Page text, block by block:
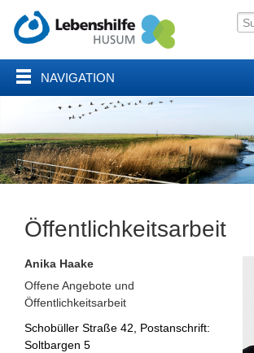
NAVIGATION
Öffentlichkeitsarbeit
Anika Haake
Offene Angebote und
Öffentlichkeitsarbeit
Schobüller Straße 42, Postanschrift:
Soltbargen 5